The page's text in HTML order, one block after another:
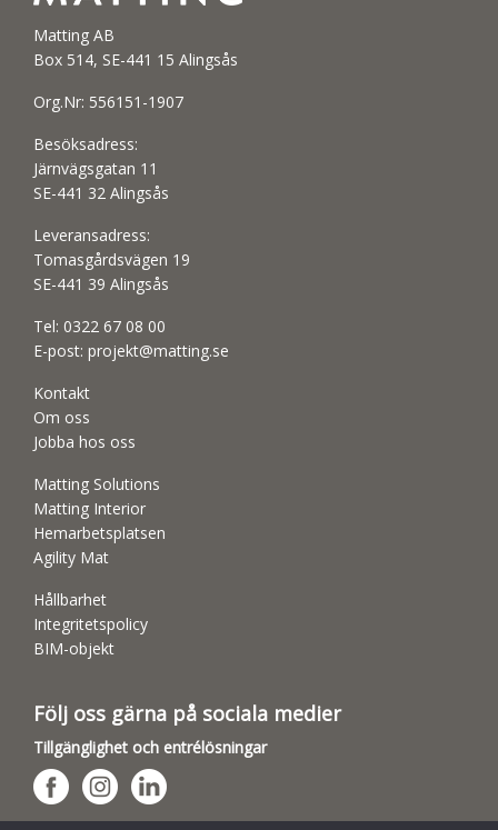
Matting AB
Box 514, SE-441 15 Alingsås
Org.Nr: 556151-1907
Besöksadress:
Järnvägsgatan 11
SE-441 32 Alingsås
Leveransadress:
Tomasgårdsvägen 19
SE-441 39 Alingsås
Tel: 0322 67 08 00
E-post: projekt@matting.se
Kontakt
Om oss
Jobba hos oss
Matting Solutions
Matting Interior
Hemarbetsplatsen
Agility Mat
Hållbarhet
Integritetspolicy
BIM-objekt
Följ oss gärna på sociala medier
Tillgänglighet och entrélösningar